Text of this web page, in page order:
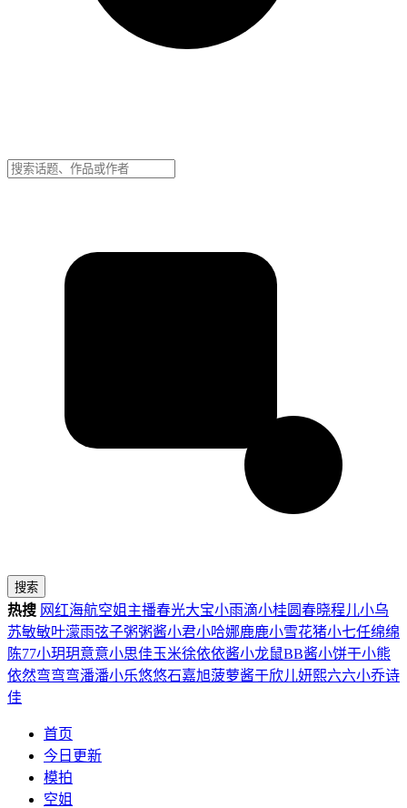
搜索
热搜 网红海航空姐 主播春光大宝小雨滴小桂圆春晓程儿小乌
苏敏敏叶濛雨弦子粥粥酱小君小哈娜鹿鹿小雪花猪小七任绵绵
陈77小玥玥意意小思佳玉米徐依依酱小龙鼠BB酱小饼干小熊
依然弯弯弯潘潘小乐悠悠石嘉旭菠萝酱于欣儿妍熙六六小乔诗
佳
首页
今日更新
模拍
空姐